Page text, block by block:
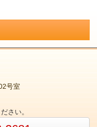
号室
さい。